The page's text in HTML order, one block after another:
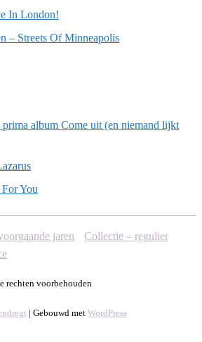
In London!
– Streets Of Minneapolis
prima album Come uit (en niemand lijkt
You
jaren
Collectie – regulier
rechten voorbehouden
| Gebouwd met WordPress